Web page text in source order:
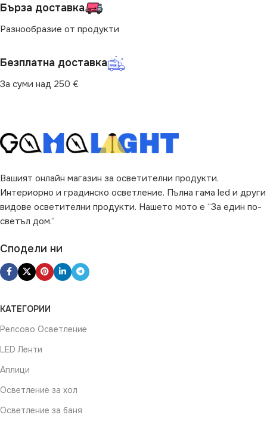
Таван за Офис,за Спалня
за Трапезария
Хол
ВИД с Крушки
Бърза доставка
Разнообразие от продукти
Безплатна доставка
За суми над 250 €
Вашият онлайн магазин за осветителни продукти.
Интериорно и градинско осветление. Пълна гама led и други
видове осветителни продукти. Нашето мото е “За един по-
светъл дом.”
Сподели ни
КАТЕГОРИИ
Релсово Осветление
LED Ленти
Аплици
Осветление за хол
Осветление за баня